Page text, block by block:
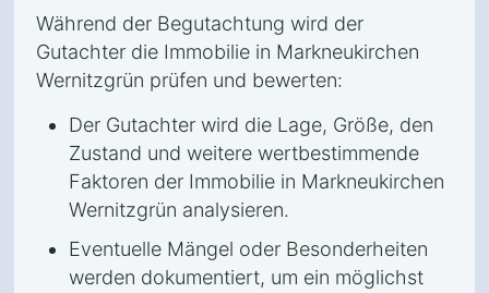
Während der Begutachtung wird der
Gutachter die Immobilie in Markneukirchen
Wernitzgrün prüfen und bewerten:
Der Gutachter wird die Lage, Größe, den
Zustand und weitere wertbestimmende
Faktoren der Immobilie in Markneukirchen
Wernitzgrün analysieren.
Eventuelle Mängel oder Besonderheiten
werden dokumentiert, um ein möglichst